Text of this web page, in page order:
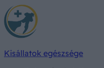
Kisállatok egészsége